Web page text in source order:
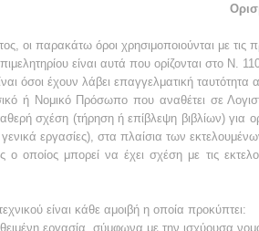
οι παρακάτω όροι χρησιμοποιούνται με τις
είναι αυτά που ορίζονται στο Ν.
όσοι έχουν λάβει επαγγελματική
ή Νομικό Πρόσωπο που αναθέτει σε
σχέση (τήρηση ή επίβλεψη βιβλίων) για
γενικά εργασίες), στα πλαίσια των
ο οποίος μπορεί να έχει σχέση με τις
είναι κάθε αμοιβή η οποία προκύπτει:
εργασία, σύμφωνα με την ισχύουσα